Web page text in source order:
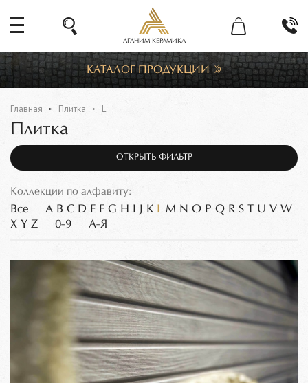
АГАНИМ КЕРАМИКА
КАТАЛОГ ПРОДУКЦИИ
Главная Плитка L
Плитка
ОТКРЫТЬ ФИЛЬТР
Коллекции по алфавиту:
Все A B C D E F G H J K L M N O P Q R S T U V W
X Y Z 0-9 А-Я